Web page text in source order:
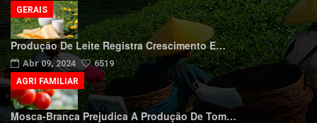
Produção De Leite Registra Crescimento E…
Abr 09, 2024 6519
GERAIS
Mosca-Branca Prejudica A Produção De Tom…
AGRI FAMILIAR